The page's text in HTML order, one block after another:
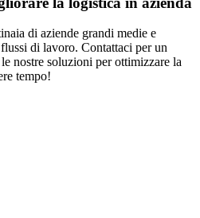
di aziende grandi medie e
di lavoro. Contattaci per un
nostre soluzioni per ottimizzare la
tempo!